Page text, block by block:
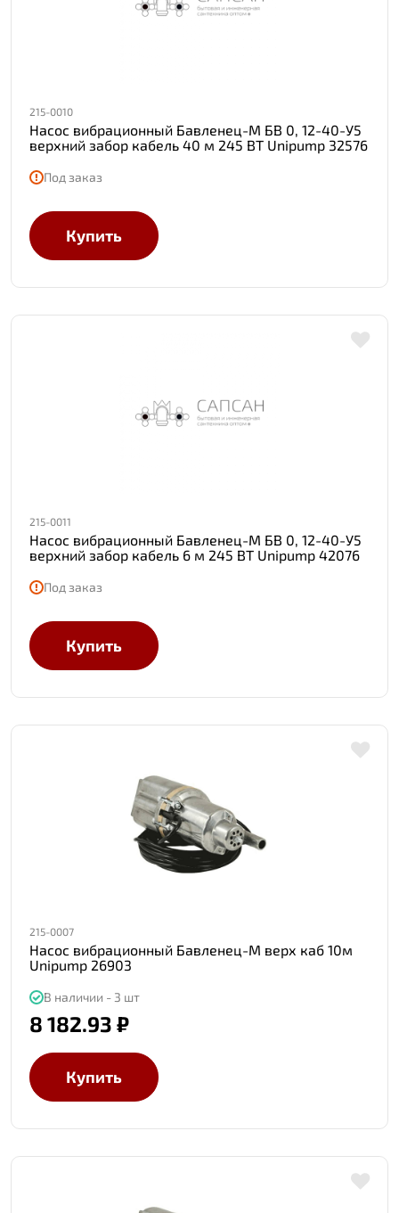
215-0010
Насос вибрационный Бавленец-М БВ 0, 12-40-У5
верхний забор кабель 40 м 245 ВТ Unipump 32576
Под заказ
Купить
215-0011
Насос вибрационный Бавленец-М БВ 0, 12-40-У5
верхний забор кабель 6 м 245 ВТ Unipump 42076
Под заказ
Купить
215-0007
Насос вибрационный Бавленец-М верх каб 10м
Unipump 26903
В наличии - 3 шт
8 182.93 ₽
Купить